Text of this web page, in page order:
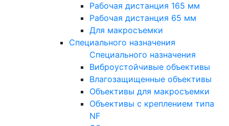
Рабочая дистанция 165 мм
Рабочая дистанция 65 мм
Для макросъемки
Специального назначения
Специального назначения
Виброустойчивые объективы
Влагозащищенные объективы
Объективы для макросъемки
Объективы с креплением типа
NF